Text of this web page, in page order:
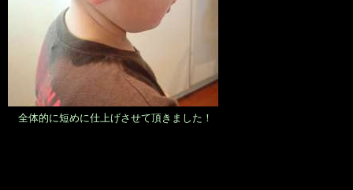
全体的に短めに仕上げさせて頂きました！